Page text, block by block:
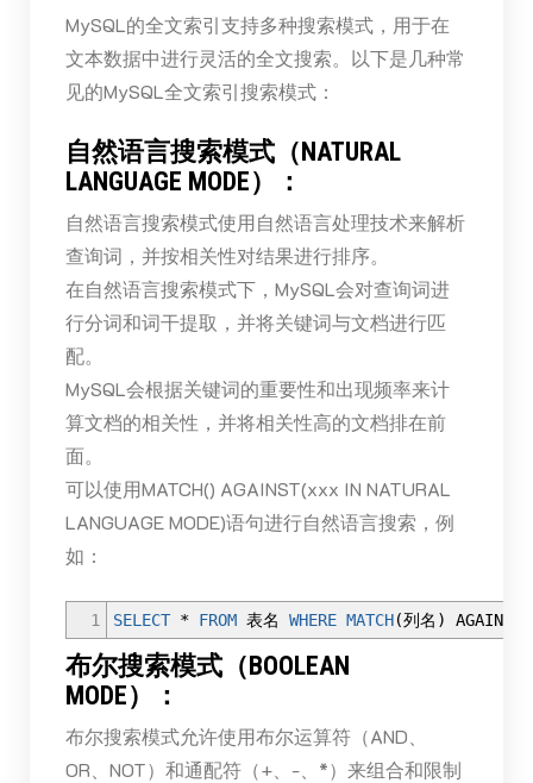
MySQL的全文索引支持多种搜索模式，用于在
文本数据中进行灵活的全文搜索。以下是几种常
见的MySQL全文索引搜索模式：
自然语言搜索模式（NATURAL
LANGUAGE MODE）：
自然语言搜索模式使用自然语言处理技术来解析
查询词，并按相关性对结果进行排序。
在自然语言搜索模式下，MySQL会对查询词进
行分词和词干提取，并将关键词与文档进行匹
配。
MySQL会根据关键词的重要性和出现频率来计
算文档的相关性，并将相关性高的文档排在前
面。
可以使用MATCH() AGAINST(xxx IN NATURAL
LANGUAGE MODE)语句进行自然语言搜索，例
如：
1 SELECT * FROM表名 WHERE MATCH(列名 ) AGAINST
布尔搜索模式（BOOLEAN
MODE）：
布尔搜索模式允许使用布尔运算符（AND、
OR、NOT）和通配符（+、-、*）来组合和限制